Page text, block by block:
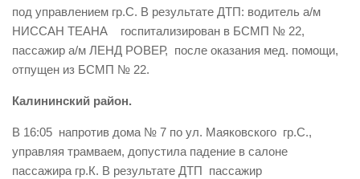
под управлением гр.С. В результате ДТП: водитель а/м
НИССАН ТЕАНА госпитализирован в БСМП № 22,
пассажир а/м ЛЕНД РОВЕР, после оказания мед. помощи,
отпущен из БСМП № 22.
Калининский район.
В 16:05 напротив дома № 7 по ул. Маяковского гр.С.,
управляя трамваем, допустила падение в салоне
пассажира гр.К. В результате ДТП пассажир